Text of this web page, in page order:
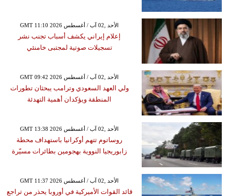
GMT 11:10 2026 الأحد ,02 آب / أغسطس
إعلام إيراني يكشف أسباب تجنب نشر
تسجيلات صوتية لمجتبى خامنئي
GMT 09:42 2026 الأحد ,02 آب / أغسطس
ولي العهد السعودي وترامب يبحثان تطورات
المنطقة ويؤكدان أهمية التهدئة
GMT 13:38 2026 الأحد ,02 آب / أغسطس
روساتوم تتهم أوكرانيا باستهداف محطة
زابوريجيا النووية بهجومين بطائرات مسيّرة
GMT 11:37 2026 الأحد ,02 آب / أغسطس
قائد القوات الأميركية في أوروبا يحذر من تراجع